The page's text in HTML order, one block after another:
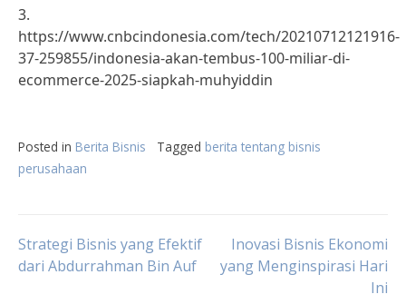
3.
https://www.cnbcindonesia.com/tech/20210712121916-
37-259855/indonesia-akan-tembus-100-miliar-di-
ecommerce-2025-siapkah-muhyiddin
Posted in Berita Bisnis Tagged berita tentang bisnis
perusahaan
Post
Strategi Bisnis yang Efektif
dari Abdurrahman Bin Auf
Inovasi Bisnis Ekonomi
yang Menginspirasi Hari
Ini